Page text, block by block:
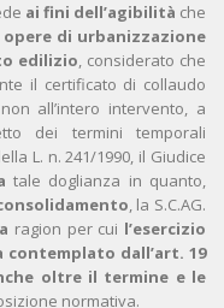
ai fini dell’agibilità che
di urbanizzazione
edilizio, considerato che
il certificato di collaudo
all’intero intervento, a
dei termini temporali
L. n. 241/1990, il Giudice
tale doglianza in quanto,
, la S.C.AG.
ragion per cui l’esercizio
dall’art. 19
oltre il termine e le
normativa.